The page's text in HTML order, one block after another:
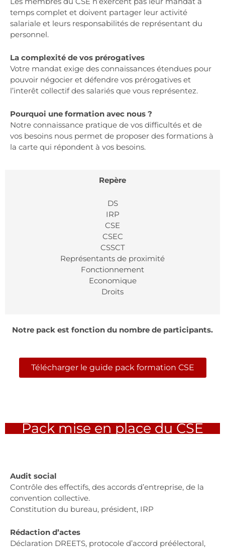
temps complet et doivent partager leur activité
salariale et leurs responsabilités de représentant du
personnel.
La complexité de vos prérogatives
Votre mandat exige des connaissances étendues pour
pouvoir négocier et défendre vos prérogatives et
l’interêt collectif des salariés que vous représentez.
Pourquoi une formation avec nous ?
Notre connaissance pratique de vos difficultés et de
vos besoins nous permet de proposer des formations à
la carte qui répondent à vos besoins.
Repère
DS
IRP
CSE
CSEC
CSSCT
Représentants de proximité
Fonctionnement
Economique
Droits
Notre pack est fonction du nombre de participants.
Télécharger le guide pack formation CSE
Pack mise en place du CSE
Audit social
Contrôle des effectifs, des accords d’entreprise, de la
convention collective.
Constitution du bureau, président, IRP
Rédaction d’actes
Déclaration DREETS, protocole d’accord préélectoral,